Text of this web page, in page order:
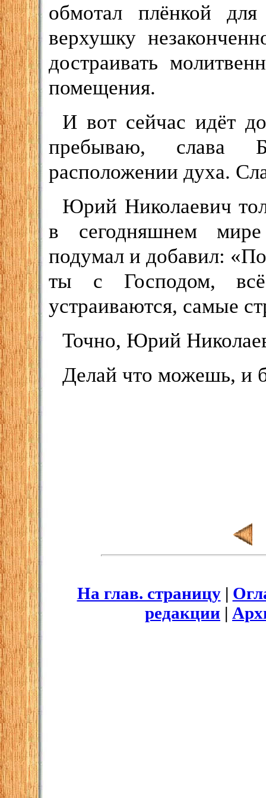
обмотал плёнкой для
верхушку
достраивать
помещения.
И вот сейчас идёт
пребываю, слава
расположении духа.
Юрий Николаевич
в сегодняшнем
подумал и добавил:
ты с Господом,
устраиваются, самые
Точно, Юрий
Делай что можешь, и
На глав. страницу|
редакции |